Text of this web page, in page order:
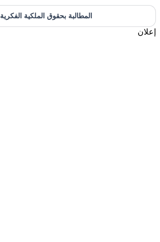
المطالبة بحقوق الملكية الفكرية
إعلان